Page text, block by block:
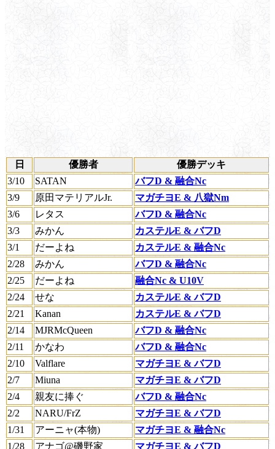
日 優勝者
優勝デッキ
3/10
SATAN
バフD & 融合Nc
3/9
原田マテリアルJr.
マガチヨE & 八獄Nm
3/6
レタス
バフD & 融合Nc
3/3
みかん
カステルE & バフD
3/1
だーよね
カステルE & 融合Nc
2/28
みかん
バフD & 融合Nc
2/25
だーよね
融合Nc & U10V
2/24
せな
カステルE & バフD
2/21
Kanan
カステルE & バフD
2/14
MJRMcQueen
バフD & 融合Nc
2/11
かなわ
バフD & 融合Nc
2/10
Valflare
マガチヨE & バフD
2/7
Miuna
マガチヨE & バフD
2/4
親友に捧ぐ
バフD & 融合Nc
2/2
NARU/FrZ
マガチヨE & バフD
1/31
アーニャ(本物)
マガチヨE & 融合Nc
1/28
アナゴ@磯野家
マガチヨE & バフD